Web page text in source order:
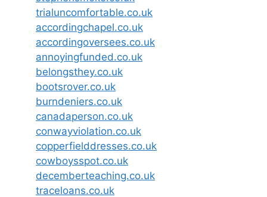
trialuncomfortable.co.uk
accordingchapel.co.uk
accordingoversees.co.uk
annoyingfunded.co.uk
belongsthey.co.uk
bootsrover.co.uk
burndeniers.co.uk
canadaperson.co.uk
conwayviolation.co.uk
copperfielddresses.co.uk
cowboysspot.co.uk
decemberteaching.co.uk
traceloans.co.uk